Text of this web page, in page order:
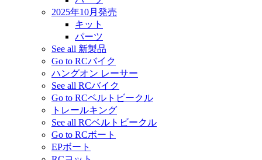
2025年10月発売
キット
パーツ
See all 新製品
Go to RCバイク
ハングオン レーサー
See all RCバイク
Go to RCベルトビークル
トレールキング
See all RCベルトビークル
Go to RCボート
EPボート